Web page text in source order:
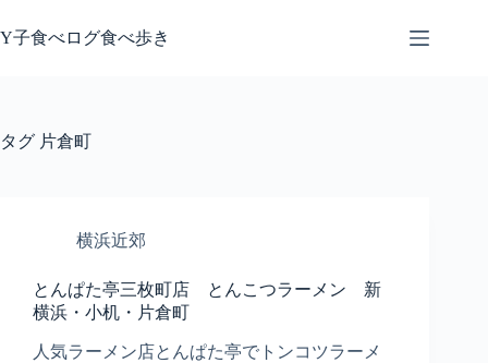
ン
ス
Y子食べログ食べ歩き
タグ 片倉町
横浜近郊
とんぱた亭三枚町店 とんこつラーメン 新
横浜・小机・片倉町
人気ラーメン店とんぱた亭でトンコツラーメ